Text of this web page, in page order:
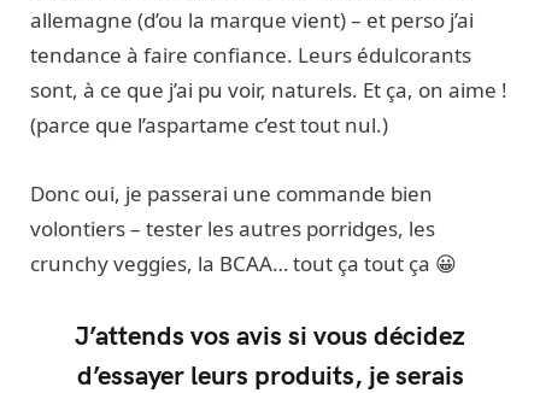
allemagne (d’ou la marque vient) – et perso j’ai
tendance à faire confiance. Leurs édulcorants
sont, à ce que j’ai pu voir, naturels. Et ça, on aime !
(parce que l’aspartame c’est tout nul.)
Donc oui, je passerai une commande bien
volontiers – tester les autres porridges, les
crunchy veggies, la BCAA… tout ça tout ça 😀
J’attends vos avis si vous décidez
d’essayer leurs produits, je serais